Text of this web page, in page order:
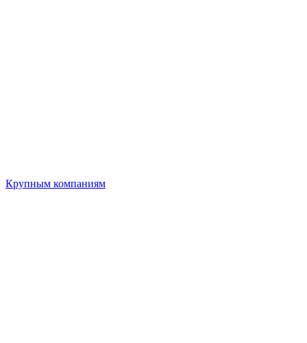
Крупным компаниям